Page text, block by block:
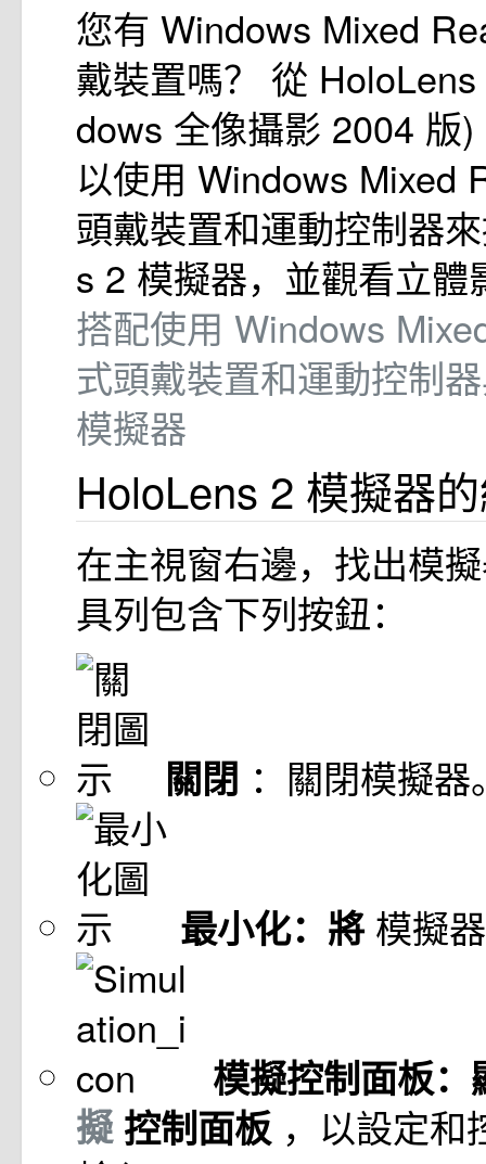
您有 Windows Mixed
戴裝置嗎？ 從
dows 全像攝影 2004 版
以使用 Windows Mixed
頭戴裝置和運動控制器
s 2 模擬器，並觀看立體
搭配使用 Windows
式頭戴裝置和運動控制
模擬器
HoloLens 2 模擬器
在主視窗右邊，找出模
具列包含下列按鈕：
關閉 ：關閉模擬器
最小化：將 模擬
模擬控制面板
擬 控制面板 ，以設定